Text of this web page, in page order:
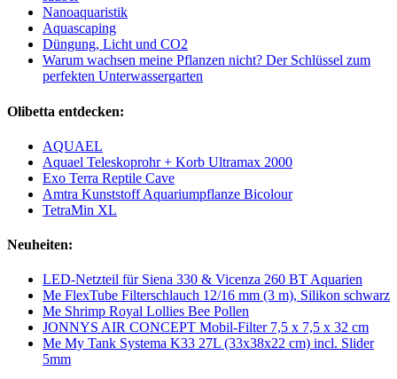
Nanoaquaristik
Aquascaping
Düngung, Licht und CO2
Warum wachsen meine Pflanzen nicht? Der Schlüssel zum
perfekten Unterwassergarten
Olibetta entdecken:
AQUAEL
Aquael Teleskoprohr + Korb Ultramax 2000
Exo Terra Reptile Cave
Amtra Kunststoff Aquariumpflanze Bicolour
TetraMin XL
Neuheiten:
LED-Netzteil für Siena 330 & Vicenza 260 BT Aquarien
Me FlexTube Filterschlauch 12/16 mm (3 m), Silikon schwarz
Me Shrimp Royal Lollies Bee Pollen
JONNYS AIR CONCEPT Mobil-Filter 7,5 x 7,5 x 32 cm
Me My Tank Systema K33 27L (33x38x22 cm) incl. Slider
5mm